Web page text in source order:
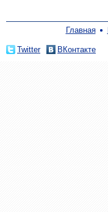
Главная
Twitter ВКонтакте